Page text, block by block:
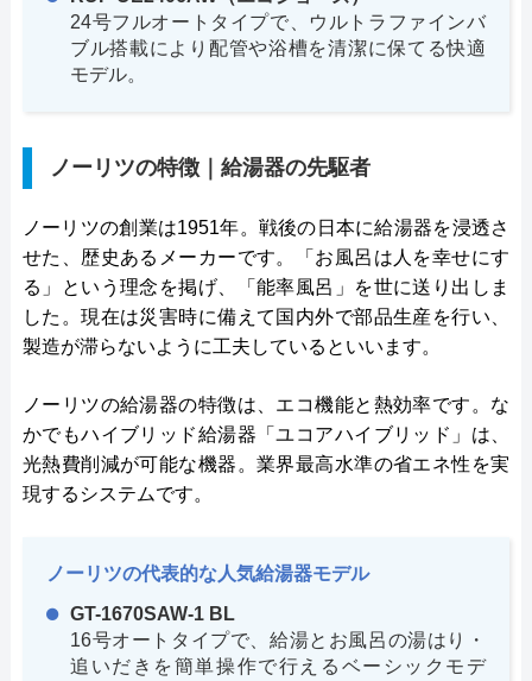
24号フルオートタイプで、ウルトラファインバ
ブル搭載により配管や浴槽を清潔に保てる快適
モデル。
ノーリツの特徴｜給湯器の先駆者
ノーリツの創業は1951年。戦後の日本に給湯器を浸透さ
せた、歴史あるメーカーです。「お風呂は人を幸せにす
る」という理念を掲げ、「能率風呂」を世に送り出しま
した。現在は災害時に備えて国内外で部品生産を行い、
製造が滞らないように工夫しているといいます。
ノーリツの給湯器の特徴は、エコ機能と熱効率です。な
かでもハイブリッド給湯器「ユコアハイブリッド」は、
光熱費削減が可能な機器。業界最高水準の省エネ性を実
現するシステムです。
ノーリツの代表的な人気給湯器モデル
GT-1670SAW-1 BL
16号オートタイプで、給湯とお風呂の湯はり・
追いだきを簡単操作で行えるベーシックモデ